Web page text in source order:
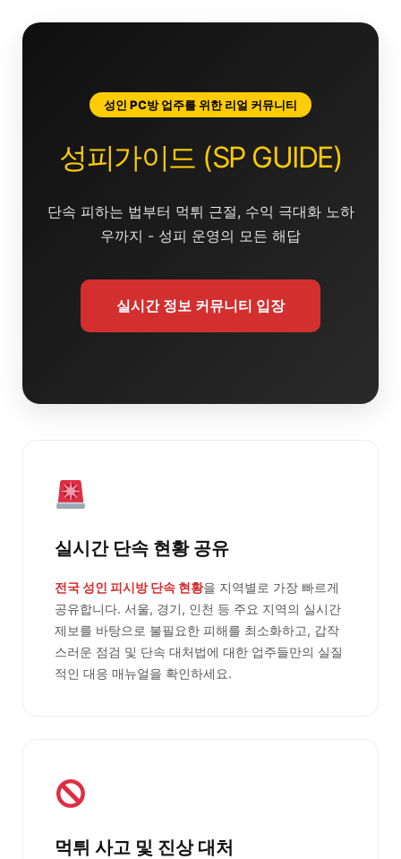
성인 PC방 업주를 위한 리얼 커뮤니티
성피가이드 (SP GUIDE)
단속 피하는 법부터 먹튀 근절, 수익 극대화 노하
우까지 - 성피 운영의 모든 해답
실시간 정보 커뮤니티 입장
실시간 단속 현황 공유
전국 성인 피시방 단속 현황을 지역별로 가장 빠르게
공유합니다. 서울, 경기, 인천 등 주요 지역의 실시간
제보를 바탕으로 불필요한 피해를 최소화하고, 갑작
스러운 점검 및 단속 대처법에 대한 업주들만의 실질
적인 대응 매뉴얼을 확인하세요.
먹튀 사고 및 진상 대처